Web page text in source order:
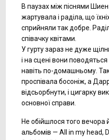
В паузах між піснями Шиен
жартувала і раділа, що
сприйняли так добре.
співачку квітами.
У гурту зараз не дуже
і на сцені вони
навіть по-домашньому.
проспівала босоніж, а
відсьорбнути, і цигарку
основної справи.
Не обійшлося того вечора
альбомів — All in my head,